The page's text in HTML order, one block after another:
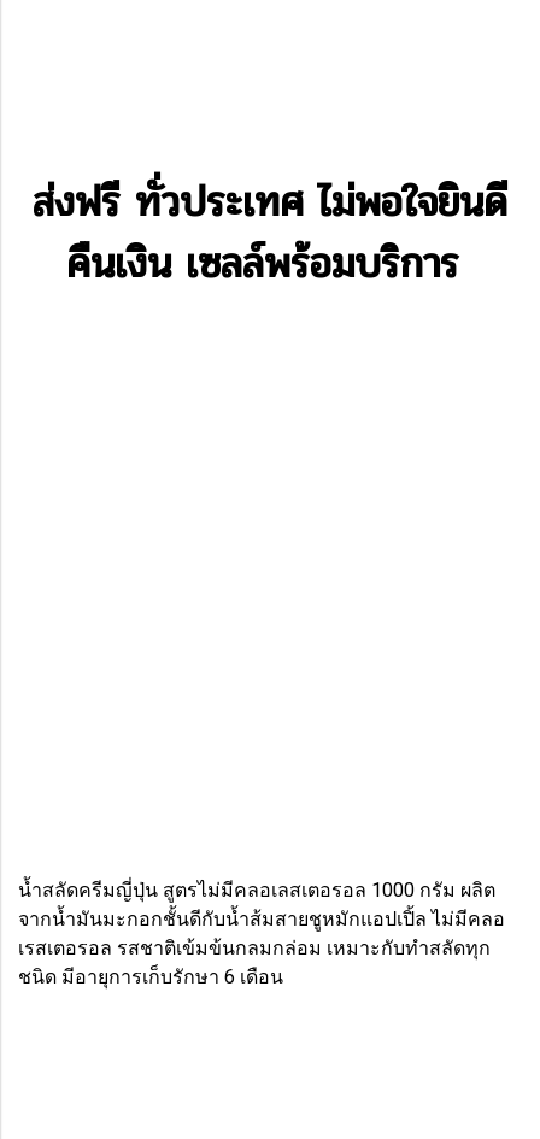
ส่งฟรี ทั่วประเทศ ไม่พอใจยินดี
คืนเงิน เซลล์พร้อมบริการ
น้ำสลัดครีมญี่ปุ่น สูตรไม่มีคลอเลสเตอรอล 1000 กรัม ผลิต
จากน้ำมันมะกอกชั้นดีกับน้ำส้มสายชูหมักแอปเปิ้ล ไม่มีคลอ
เรสเตอรอล รสชาติเข้มข้นกลมกล่อม เหมาะกับทำสลัดทุก
ชนิด มีอายุการเก็บรักษา 6 เดือน